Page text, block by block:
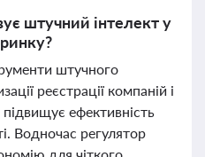
штучний інтелект у
штучного
реєстрації компаній і
ефективність
Водночас регулятор